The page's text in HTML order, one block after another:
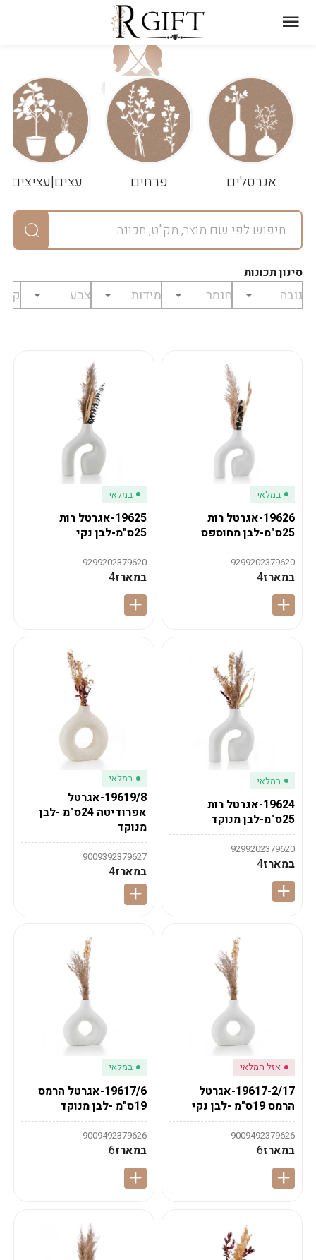
אגרטלים פרחים עצים|עציצים
סינון תכונות
במלאי
19626-אגרטל רות
25ס"מ-לבן מחוספס
9299202379620
במארז4
במלאי
19625-אגרטל רות
25ס"מ-לבן נקי
9299202379620
במארז4
במלאי
19624-אגרטל רות
25ס"מ-לבן מנוקד
9299202379620
במארז4
במלאי
19619/8-אגרטל
אפרודיטה 24ס"מ -לבן
מנוקד
9009392379627
במארז4
אזל המלאי
19617-2/17-אגרטל
הרמס 19ס"מ -לבן נקי
9009492379626
במארז6
במלאי
19617/6-אגרטל הרמס
19ס"מ -לבן מנוקד
9009492379626
במארז6
עגלת
שלך
ניקוי
הסל
במארז
מחיר
לפני
₪0
לתשלום